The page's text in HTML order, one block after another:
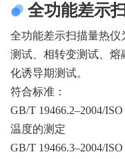
全功能差示
全功能差示扫描量热
测试、相转变测试、
化诱导期测试。
符合标准：
GB/T 19466.2–2004/
温度的测定
GB/T 19466.3–2004/